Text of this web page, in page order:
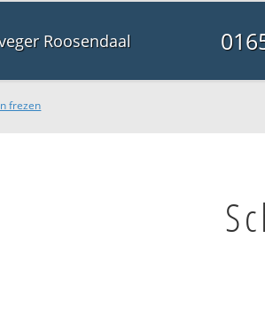
Roosendaal
frezen